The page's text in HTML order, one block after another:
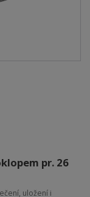
pr. 26
uložení i